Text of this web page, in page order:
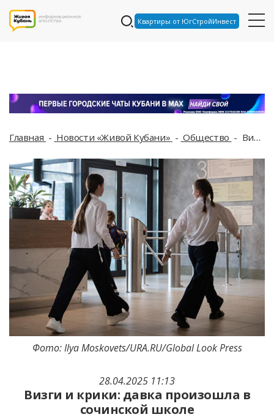
Квартиры от ЮгСтройИнвест
Главная Новости «Живой Кубани» Общество Визги и крики: давка произошла в сочинской школе
28.04.2025 11:13
Визги и крики: давка произошла в
сочинской школе
Фото: Ilya Moskovets/URA.RU/Global Look Press